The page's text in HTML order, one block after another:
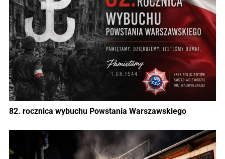
82. rocznica wybuchu Powstania Warszawskiego